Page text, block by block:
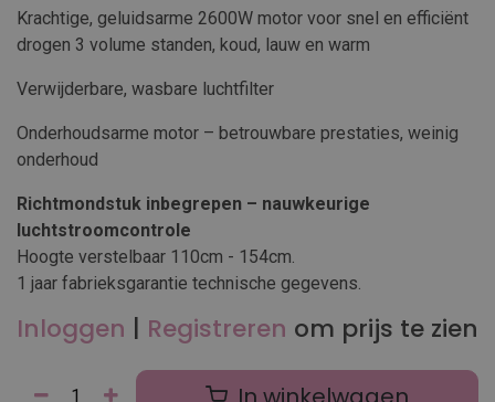
Krachtige, geluidsarme 2600W motor voor snel en efficiënt
drogen 3 volume standen, koud, lauw en warm
Verwijderbare, wasbare luchtfilter
Onderhoudsarme motor – betrouwbare prestaties, weinig
onderhoud
Richtmondstuk inbegrepen – nauwkeurige
luchtstroomcontrole
Hoogte verstelbaar 110cm - 154cm.
1 jaar fabrieksgarantie technische gegevens.
Inloggen | Registreren om prijs te zien